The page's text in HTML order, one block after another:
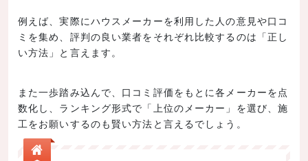
例えば、実際にハウスメーカーを利用した人の意見や口コ
ミを集め、評判の良い業者をそれぞれ比較するのは「正し
い方法」と言えます。
また一歩踏み込んで、口コミ評価をもとに各メーカーを点
数化し、ランキング形式で「上位のメーカー」を選び、施
工をお願いするのも賢い方法と言えるでしょう。